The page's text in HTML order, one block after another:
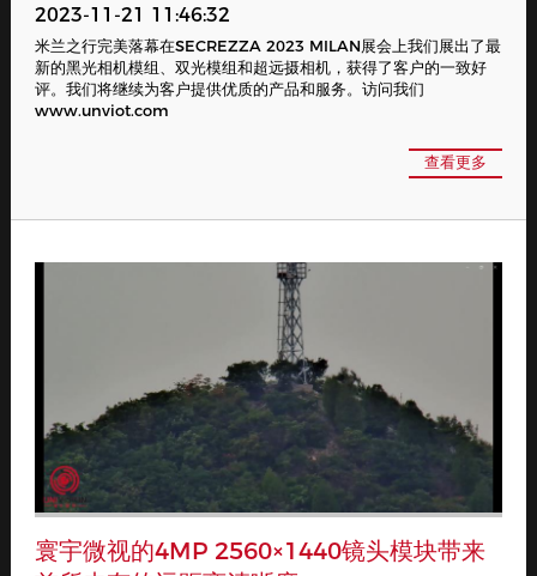
2023-11-21 11:46:32
米兰之行完美落幕在SECREZZA 2023 MILAN展会上我们展出了最
新的黑光相机模组、双光模组和超远摄相机，获得了客户的一致好
评。我们将继续为客户提供优质的产品和服务。访问我们
www.unviot.com
查看更多
寰宇微视的4MP 2560×1440镜头模块带来